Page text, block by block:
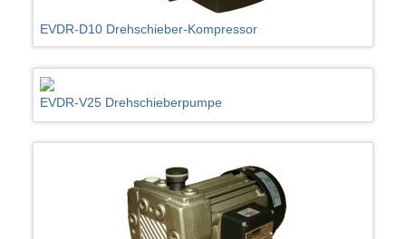
EVDR-D10 Drehschieber-Kompressor
EVDR-V25 Drehschieberpumpe